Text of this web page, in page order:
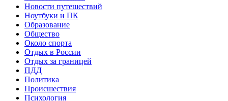
Новости путешествий
Ноутбуки и ПК
Образование
Общество
Около спорта
Отдых в России
Отдых за границей
ПДД
Политика
Происшествия
Психология